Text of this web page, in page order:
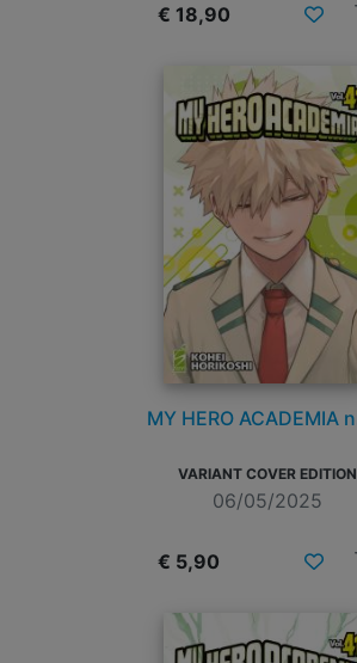
€ 18,90
MY HERO ACADEMIA
VARIANT COVER EDITION
06/05/2025
€ 5,90